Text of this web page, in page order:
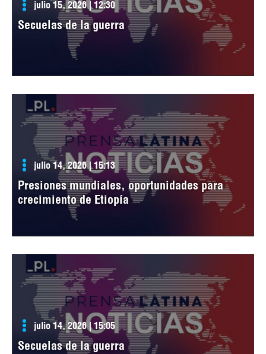
julio 15, 2026 | 12:30
Secuelas de la guerra
julio 14, 2026 | 15:13
Presiones mundiales, oportunidades para
crecimiento de Etiopía
julio 14, 2026 | 15:05
Secuelas de la guerra